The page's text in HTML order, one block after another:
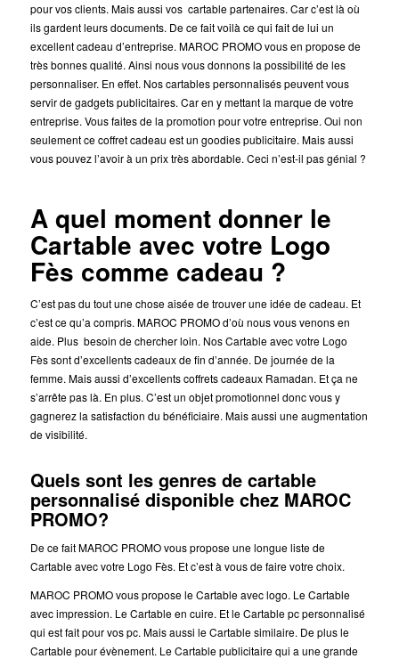
pour vos clients. Mais aussi vos cartable partenaires. Car c’est là où
ils gardent leurs documents. De ce fait voilà ce qui fait de lui un
excellent cadeau d’entreprise. MAROC PROMO vous en propose de
très bonnes qualité. Ainsi nous vous donnons la possibilité de les
personnaliser. En effet. Nos cartables personnalisés peuvent vous
servir de gadgets publicitaires. Car en y mettant la marque de votre
entreprise. Vous faites de la promotion pour votre entreprise. Oui non
seulement ce coffret cadeau est un goodies publicitaire. Mais aussi
vous pouvez l’avoir à un prix très abordable. Ceci n’est-il pas génial ?
A quel moment donner le
Cartable avec votre Logo
Fès comme cadeau ?
C’est pas du tout une chose aisée de trouver une idée de cadeau. Et
c’est ce qu’a compris. MAROC PROMO d’où nous vous venons en
aide. Plus besoin de chercher loin. Nos Cartable avec votre Logo
Fès sont d’excellents cadeaux de fin d’année. De journée de la
femme. Mais aussi d’excellents coffrets cadeaux Ramadan. Et ça ne
s’arrête pas là. En plus. C’est un objet promotionnel donc vous y
gagnerez la satisfaction du bénéficiaire. Mais aussi une augmentation
de visibilité.
Quels sont les genres de cartable
personnalisé disponible chez MAROC
PROMO?
De ce fait MAROC PROMO vous propose une longue liste de
Cartable avec votre Logo Fès. Et c’est à vous de faire votre choix.
MAROC PROMO vous propose le Cartable avec logo. Le Cartable
avec impression. Le Cartable en cuire. Et le Cartable pc personnalisé
qui est fait pour vos pc. Mais aussi le Cartable similaire. De plus le
Cartable pour évènement. Le Cartable publicitaire qui a une grande